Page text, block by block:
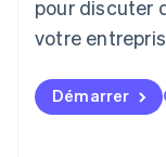
pour discuter
votre
Démarrer
Luxembourg
Français
English简体中文
Malte